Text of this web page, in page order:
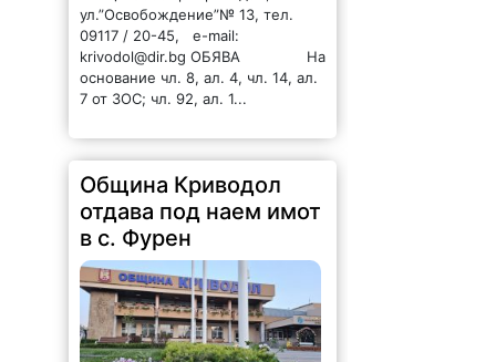
ул.”Освобождение”№ 13, тел.
09117 / 20-45, e-mail:
krivodol@dir.bg ОБЯВА На
основание чл. 8, ал. 4, чл. 14, ал.
7 от ЗОС; чл. 92, ал. 1...
Община Криводол
отдава под наем имот
в с. Фурен